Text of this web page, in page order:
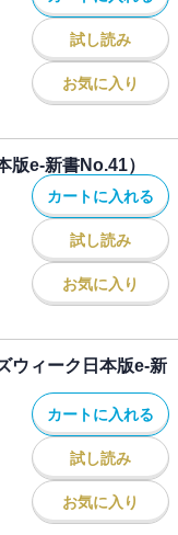
試し読み
お気に入り
版e-新書No.41）
カートに入れる
試し読み
お気に入り
ウィーク日本版e-新
カートに入れる
試し読み
お気に入り